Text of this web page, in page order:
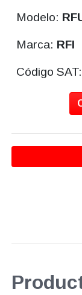
Modelo:
Marca: RFI
Código